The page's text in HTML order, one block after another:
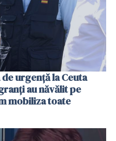
urgență la Ceuta
au năvălit pe
mobiliza toate